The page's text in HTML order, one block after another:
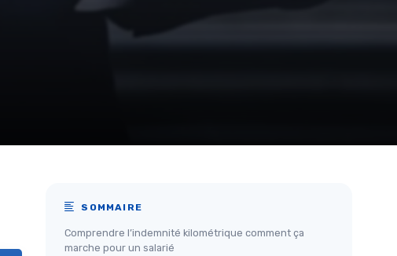
SOMMAIRE
Comprendre l’indemnité kilométrique comment ça
marche pour un salarié